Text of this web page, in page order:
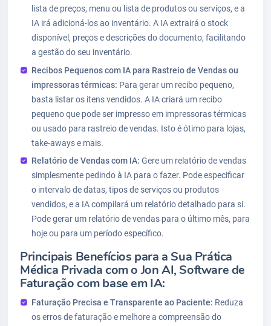
lista de preços, menu ou lista de produtos ou serviços, e a
IA irá adicioná-los ao inventário. A IA extrairá o stock
disponível, preços e descrições do documento, facilitando
a gestão do seu inventário.
Recibos Pequenos com IA para Rastreio de Vendas ou
impressoras térmicas: Para gerar um recibo pequeno,
basta listar os itens vendidos. A IA criará um recibo
pequeno que pode ser impresso em impressoras térmicas
ou usado para rastreio de vendas. Isto é ótimo para lojas,
take-aways e mais.
Relatório de Vendas com IA: Gere um relatório de vendas
simplesmente pedindo à IA para o fazer. Pode especificar
o intervalo de datas, tipos de serviços ou produtos
vendidos, e a IA compilará um relatório detalhado para si.
Pode gerar um relatório de vendas para o último mês, para
hoje ou para um período específico.
Principais Benefícios para a Sua Prática
Médica Privada com o Jon AI, Software de
Faturação com base em IA:
Faturação Precisa e Transparente ao Paciente: Reduza
os erros de faturação e melhore a compreensão do